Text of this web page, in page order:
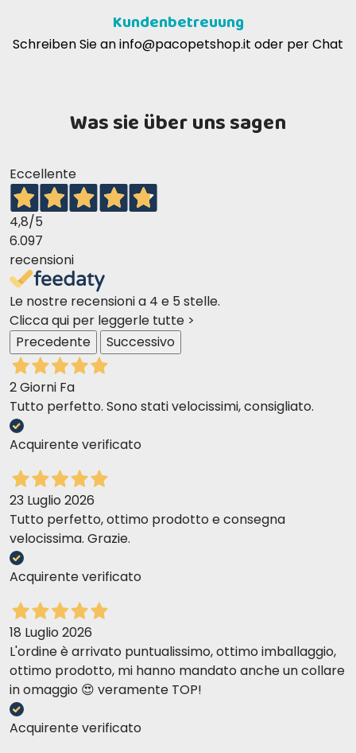
Kundenbetreuung
Schreiben Sie aninfo@pacopetshop.it oder per Chat
Was sie über uns sagen
Eccellente
4,8/5
6.097
recensioni
Le nostre recensioni a 4 e 5 stelle.
Clicca qui per leggerle tutte >
Precedente
Successivo
2 Giorni Fa
Tutto perfetto. Sono stati velocissimi, consigliato.
Acquirente verificato
23 Luglio 2026
Tutto perfetto, ottimo prodotto e consegna
velocissima. Grazie.
Acquirente verificato
18 Luglio 2026
L'ordine è arrivato puntualissimo, ottimo imballaggio,
ottimo prodotto, mi hanno mandato anche un collare
in omaggio 😍 veramente TOP!
Acquirente verificato